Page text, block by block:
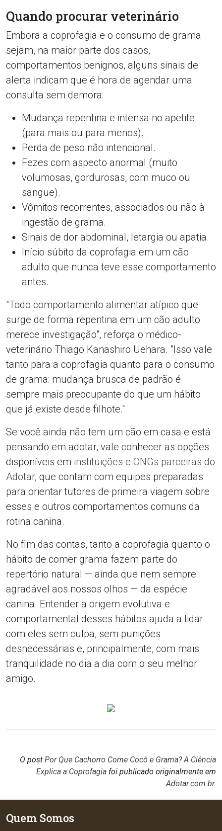
Quando procurar veterinário
Embora a coprofagia e o consumo de grama
sejam, na maior parte dos casos,
comportamentos benignos, alguns sinais de
alerta indicam que é hora de agendar uma
consulta sem demora:
Mudança repentina e intensa no apetite
(para mais ou para menos).
Perda de peso não intencional.
Fezes com aspecto anormal (muito
volumosas, gordurosas, com muco ou
sangue).
Vômitos recorrentes, associados ou não à
ingestão de grama.
Sinais de dor abdominal, letargia ou apatia.
Início súbito da coprofagia em um cão
adulto que nunca teve esse comportamento
antes.
"Todo comportamento alimentar atípico que
surge de forma repentina em um cão adulto
merece investigação", reforça o médico-
veterinário Thiago Kanashiro Uehara. "Isso vale
tanto para a coprofagia quanto para o consumo
de grama: mudança brusca de padrão é
sempre mais preocupante do que um hábito
que já existe desde filhote."
Se você ainda não tem um cão em casa e está
pensando em adotar, vale conhecer as opções
disponíveis em instituições e ONGs parceiras do
Adotar, que contam com equipes preparadas
para orientar tutores de primeira viagem sobre
esses e outros comportamentos comuns da
rotina canina.
No fim das contas, tanto a coprofagia quanto o
hábito de comer grama fazem parte do
repertório natural — ainda que nem sempre
agradável aos nossos olhos — da espécie
canina. Entender a origem evolutiva e
comportamental desses hábitos ajuda a lidar
com eles sem culpa, sem punições
desnecessárias e, principalmente, com mais
tranquilidade no dia a dia com o seu melhor
amigo.
O post Por Que Cachorro Come Cocô e Grama? A Ciência
Explica a Coprofagia foi publicado originalmente em
Adotar.com.br.
Quem Somos